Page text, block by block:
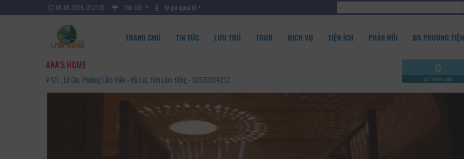
08-08-2026, 07:21:17 Thời tiết Tỷ giá ngoại tệ
TRANG CHỦ TIN TỨC LƯU TRÚ TOUR DỊCH VỤ TIỆN ÍCH PHẢN HỒI ĐA PHƯƠNG TIỆN
ANA'S HOME
1/1 , Lữ Gia, Phường Lâm Viên - Đà Lạt, Tỉnh Lâm Đồng - 02633504212
0
(0 Đánh giá)